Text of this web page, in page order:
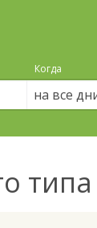
Когда
на все